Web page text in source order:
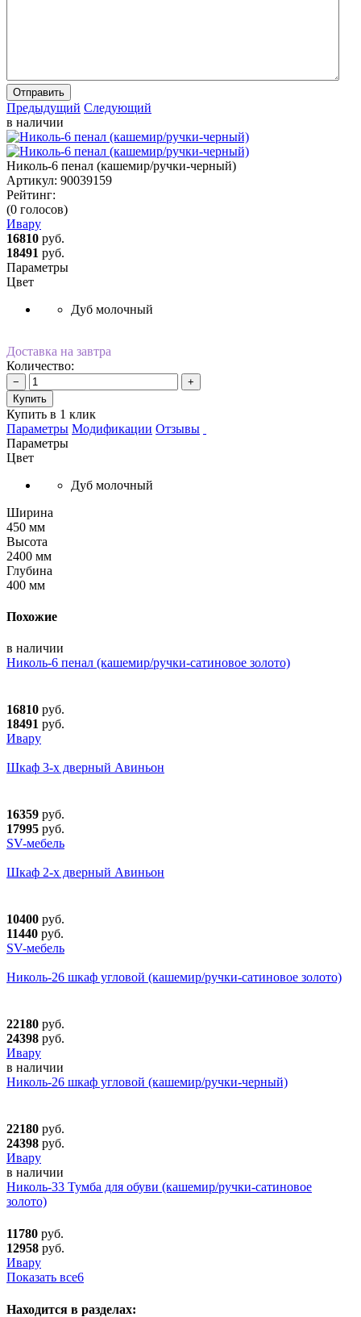
Отправить
Предыдущий Следующий
в наличии
Николь-6 пенал (кашемир/ручки-черный)
Артикул: 90039159
Рейтинг:
(0 голосов)
Ивару
16810 руб.
18491 руб.
Параметры
Цвет
Дуб молочный
Доставка на завтра
Количество:
−
+
Купить
Купить в 1 клик
Параметры Модификации Отзывы
Параметры
Цвет
Дуб молочный
Ширина
450 мм
Высота
2400 мм
Глубина
400 мм
Похожие
в наличии
Николь-6 пенал (кашемир/ручки-сатиновое золото)
16810 руб.
18491 руб.
Ивару
Шкаф 3-х дверный Авиньон
16359 руб.
17995 руб.
SV-мебель
Шкаф 2-х дверный Авиньон
10400 руб.
11440 руб.
SV-мебель
Николь-26 шкаф угловой (кашемир/ручки-сатиновое золото)
22180 руб.
24398 руб.
Ивару
в наличии
Николь-26 шкаф угловой (кашемир/ручки-черный)
22180 руб.
24398 руб.
Ивару
в наличии
Николь-33 Тумба для обуви (кашемир/ручки-сатиновое
золото)
11780 руб.
12958 руб.
Ивару
Показать все6
Находится в разделах: